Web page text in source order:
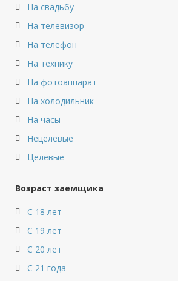
На свадьбу
На телевизор
На телефон
На технику
На фотоаппарат
На холодильник
На часы
Нецелевые
Целевые
Возраст заемщика
С 18 лет
С 19 лет
С 20 лет
С 21 года